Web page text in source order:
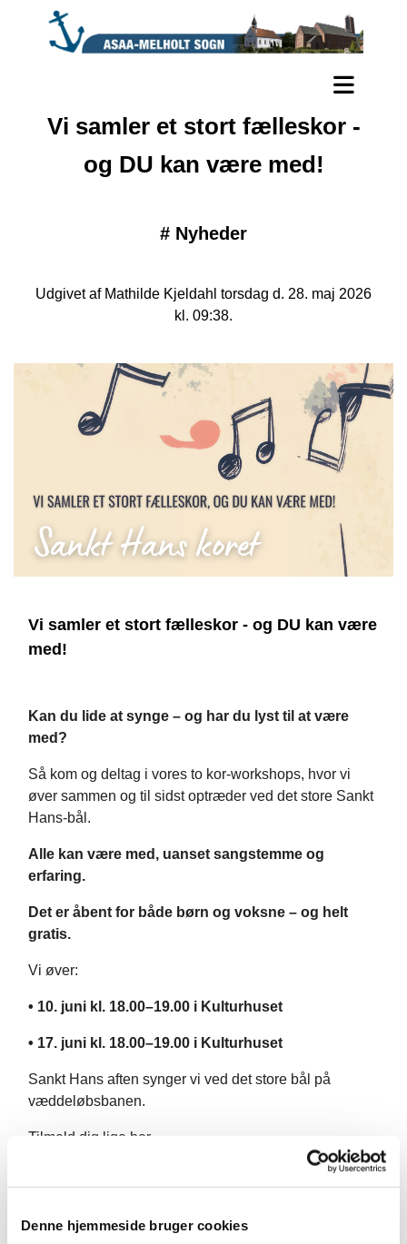
Denne hjemmeside bruger cookies
Vi samler et stort fælleskor -
og DU kan være med!
# Nyheder
Udgivet af Mathilde Kjeldahl torsdag d. 28. maj 2026
kl. 09:38.
Vi samler et stort fælleskor - og DU kan være
med!
Kan du lide at synge – og har du lyst til at være
med?
Så kom og deltag i vores to kor-workshops, hvor vi
øver sammen og til sidst optræder ved det store Sankt
Hans-bål.
Alle kan være med, uanset sangstemme og
erfaring.
Det er åbent for både børn og voksne – og helt
gratis.
Vi øver:
• 10. juni kl. 18.00–19.00 i Kulturhuset
• 17. juni kl. 18.00–19.00 i Kulturhuset
Sankt Hans aften synger vi ved det store bål på
væddeløbsbanen.
Tilmeld dig lige her.